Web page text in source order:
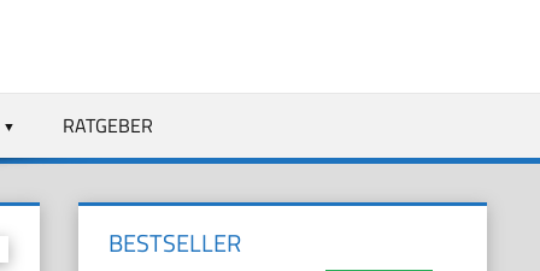
RATGEBER
BESTSELLER